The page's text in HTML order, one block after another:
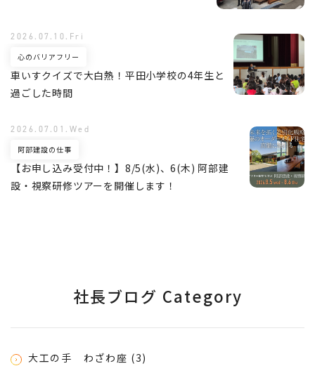
車いすクイズで大白熱！平田小学校の4年生と
過ごした時間
心のバリアフリー
2026.07.10.Fri
【お申し込み受付中！】8/5(水)、6(木) 阿部建
設・視察研修ツアーを開催します！
阿部建設の仕事
2026.07.01.Wed
社長ブログ Category
大工の手 わざわ座 (3)